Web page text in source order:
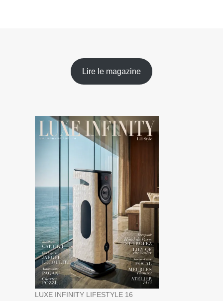
Lire le magazine
LUXE INFINITY LIFESTYLE 16